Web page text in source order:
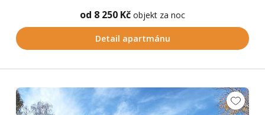
od 8 250 Kč objekt za noc
Detail apartmánu